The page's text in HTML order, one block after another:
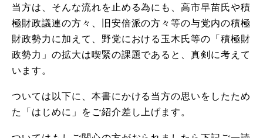
当方は、そんな流れを止める為にも、高市早苗氏や積
極財政議連の方々、旧安倍派の方々等の与党内の積極
財政勢力に加えて、野党における玉木氏等の「積極財
政勢力」の拡大は喫緊の課題であると、真剣に考えて
います。
ついては以下に、本書にかける当方の思いをしたため
た「はじめに」をご紹介差し上げます。